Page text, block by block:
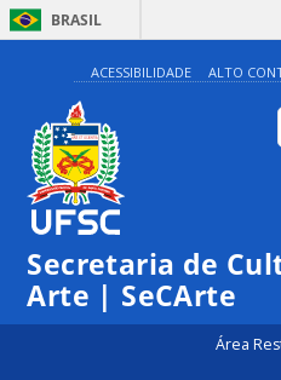
BRASIL
ACESSIBILIDADE ALTO
Secretaria de
Arte | SeCArte
Área
0:00
1:00